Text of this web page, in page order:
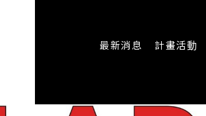
最新消息
即時新聞
計畫活動
主題計畫